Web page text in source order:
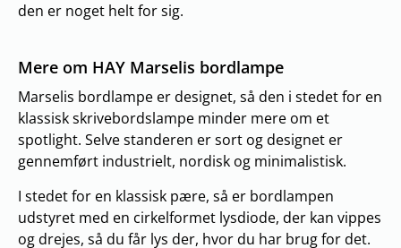
den er noget helt for sig.
Mere om HAY Marselis bordlampe
Marselis bordlampe er designet, så den i stedet for en
klassisk skrivebordslampe minder mere om et
spotlight. Selve standeren er sort og designet er
gennemført industrielt, nordisk og minimalistisk.
I stedet for en klassisk pære, så er bordlampen
udstyret med en cirkelformet lysdiode, der kan vippes
og drejes, så du får lys der, hvor du har brug for det.